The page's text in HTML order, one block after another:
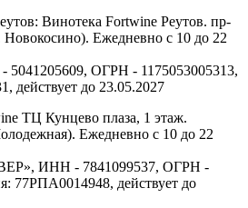
Винотека Fortwine Реутов. пр-
Ежедневно с 10 до 22
ОГРН - 1175053005313,
действует до 23.05.2027
ТЦ Кунцево плаза, 1 этаж.
Ежедневно с 10 до 22
ИНН - 7841099537, ОГРН -
77РПА0014948, действует до